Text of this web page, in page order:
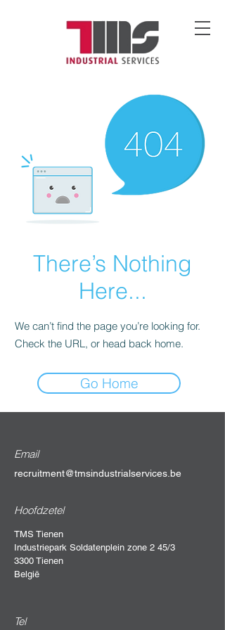
There’s Nothing
Here...
We can’t find the page you’re looking for.
Check the URL, or head back home.
Go Home
Email
recruitment@tmsindustrialservices.be
Hoofdzetel
TMS Tienen
Industriepark Soldatenplein zone 2 45/3
3300 Tienen
België
Tel